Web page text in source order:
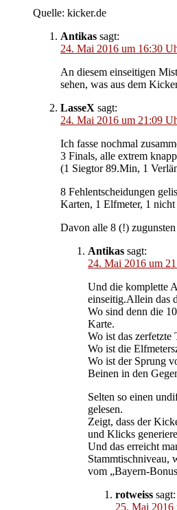
Quelle: kicker.de
Antikas sagt:
24. Mai 2016 um 16:30
An diesem einseitigen
sehen, was aus dem
LasseX sagt:
24. Mai 2016 um 21:09
Ich fasse nochmal
3 Finals, alle extrem knapp
(1 Siegtor 89.Min, 1
8 Fehlentscheidungen
Karten, 1 Elfmeter, 1 nicht
Davon alle 8 (!)
Antikas sagt:
24. Mai 2016 um
Und die komplette
einseitig.Allein das
Wo sind denn die
Karte.
Wo ist das
Wo ist die
Wo ist der Sprung
Beinen in den
Selten so einen
gelesen.
Zeigt, dass der
und Klicks
Und das erreicht
Stammtischniveau,
vom „Bayern-
rotweiss sagt:
25. Mai 2016